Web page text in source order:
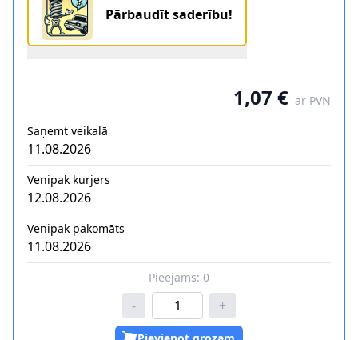
Pārbaudīt saderību!
1,07 € ar PVN
Saņemt veikalā
11.08.2026
Venipak kurjers
12.08.2026
Venipak pakomāts
11.08.2026
Pieejams: 0
- +